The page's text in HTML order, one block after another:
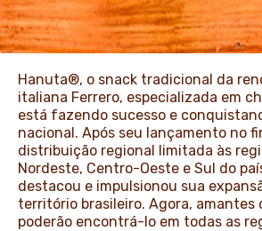
Hanuta®, o snack tradicional da
italiana Ferrero, especializada em
está fazendo sucesso e
nacional. Após seu lançamento no
distribuição regional limitada às
Nordeste, Centro-Oeste e Sul do
destacou e impulsionou sua
território brasileiro. Agora, amantes
poderão encontrá-lo em todas as